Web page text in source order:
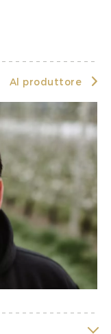
Al produttore